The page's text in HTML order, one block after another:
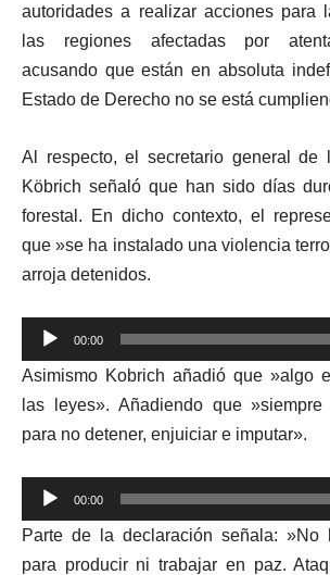
autoridades a realizar acciones para
as regiones afectadas por
acusando que están en absoluta
Estado de Derecho no se está
Al respecto, el secretario general de
Köbrich señaló que han sido días
forestal. En dicho contexto, el
que »se ha instalado una violencia
arroja detenidos.
Reproductor
de
audio
00:00
Asimismo Kobrich añadió que »algo
las leyes». Añadiendo que
para no detener, enjuiciar e imputar».
Reproductor
de
audio
00:00
Parte de la declaración señala: »No
para producir ni trabajar en paz.